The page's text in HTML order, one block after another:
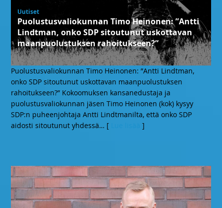
Uutiset, torstaina 03.07.25
Puolustusvaliokunnan Timo Heinonen: ”Antti
Lindtman, onko SDP sitoutunut uskottavan
maanpuolustuksen rahoitukseen?”
Puolustusvaliokunnan Timo Heinonen: ”Antti Lindtman,
onko SDP sitoutunut uskottavan maanpuolustuksen
rahoitukseen?” Kokoomuksen kansanedustaja ja
puolustusvaliokunnan jäsen Timo Heinonen (kok) kysyy
SDP:n puheenjohtaja Antti Lindtmanilta, että onko SDP
aidosti sitoutunut yhdessä… [ ]